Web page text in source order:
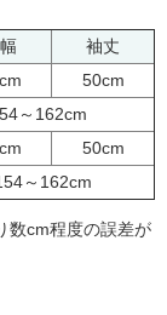
袖丈
50cm
～162cm
50cm
～162cm
数cm程度の誤差が